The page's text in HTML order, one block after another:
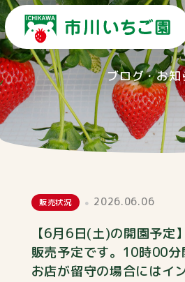
ブログ・お知
販売状況 2026.06.06
【6月6日(土)の開園予定
販売予定です。10時00分
お店が留守の場合にはイ